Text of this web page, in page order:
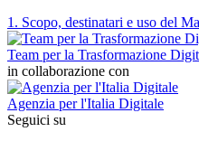
1. Scopo, destinatari e uso del
Team per la Trasformazione
in collaborazione con
Agenzia per l'Italia Digitale
Seguici su